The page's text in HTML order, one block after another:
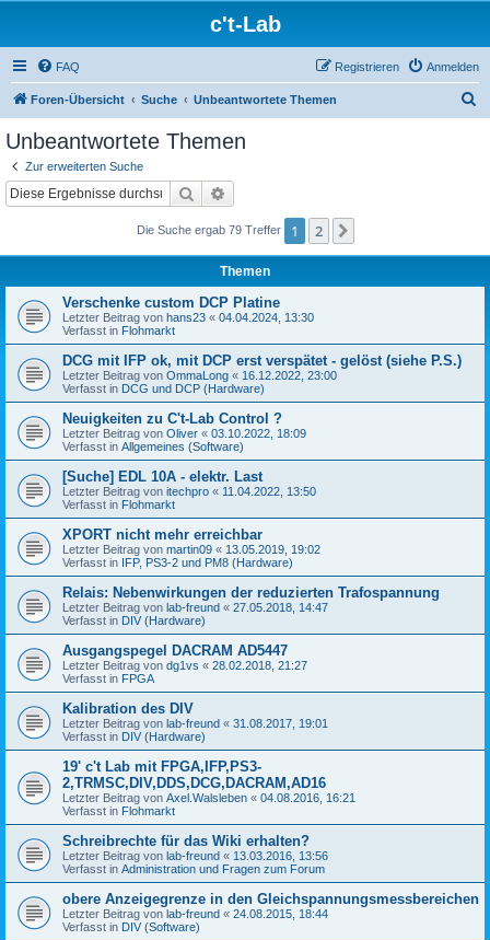
c't-Lab
FAQ Anmelden
Registrieren
Foren-Übersicht Suche Unbeantwortete Themen
Unbeantwortete Themen
Zur erweiterten Suche
Suche
Die Suche ergab 79 Treffer 1 2
Themen
Verschenke custom DCP Platine
Letzter Beitrag von hans23 « 04.04.2024, 13:30
Verfasst in Flohmarkt
DCG mit IFP ok, mit DCP erst verspätet - gelöst (siehe P.S.)
Letzter Beitrag von OmmaLong « 16.12.2022, 23:00
Verfasst in DCG und DCP (Hardware)
Neuigkeiten zu C't-Lab Control ?
Letzter Beitrag von Oliver « 03.10.2022, 18:09
Verfasst in Allgemeines (Software)
[Suche] EDL 10A - elektr. Last
Letzter Beitrag von itechpro « 11.04.2022, 13:50
Verfasst in Flohmarkt
XPORT nicht mehr erreichbar
Letzter Beitrag von martin09 « 13.05.2019, 19:02
Verfasst in IFP, PS3-2 und PM8 (Hardware)
Relais: Nebenwirkungen der reduzierten Trafospannung
Letzter Beitrag von lab-freund « 27.05.2018, 14:47
Verfasst in DIV (Hardware)
Ausgangspegel DACRAM AD5447
Letzter Beitrag von dg1vs « 28.02.2018, 21:27
Verfasst in FPGA
Kalibration des DIV
Letzter Beitrag von lab-freund « 31.08.2017, 19:01
Verfasst in DIV (Hardware)
19' c't Lab mit FPGA,IFP,PS3-
2,TRMSC,DIV,DDS,DCG,DACRAM,AD16
Letzter Beitrag von Axel.Walsleben « 04.08.2016, 16:21
Verfasst in Flohmarkt
Schreibrechte für das Wiki erhalten?
Letzter Beitrag von lab-freund « 13.03.2016, 13:56
Verfasst in Administration und Fragen zum Forum
obere Anzeigegrenze in den Gleichspannungsmessbereichen
Letzter Beitrag von lab-freund « 24.08.2015, 18:44
Verfasst in DIV (Software)